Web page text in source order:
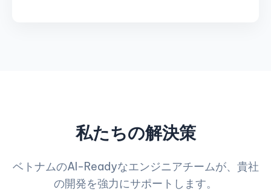
私たちの解決策
ベトナムのAI-Readyなエンジニアチームが、貴社
の開発を強力にサポートします。